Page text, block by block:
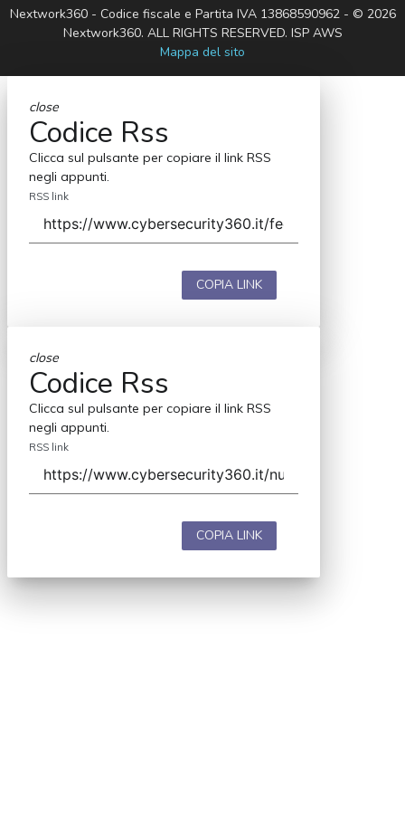
Nextwork360 - Codice fiscale e Partita IVA 13868590962 - © 2026
Nextwork360. ALL RIGHTS RESERVED. ISP AWS
Mappa del sito
close
Codice Rss
Clicca sul pulsante per copiare il link RSS
negli appunti.
RSS link
COPIA LINK
close
Codice Rss
Clicca sul pulsante per copiare il link RSS
negli appunti.
RSS link
COPIA LINK